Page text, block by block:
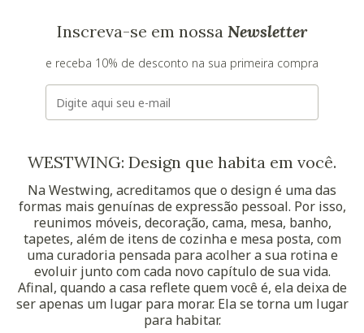
Inscreva-se em nossa Newsletter
e receba 10% de desconto na sua primeira compra
E-mail
WESTWING: Design que habita em você.
Na Westwing, acreditamos que o design é uma das
formas mais genuínas de expressão pessoal. Por isso,
reunimos móveis, decoração, cama, mesa, banho,
tapetes, além de itens de cozinha e mesa posta, com
uma curadoria pensada para acolher a sua rotina e
evoluir junto com cada novo capítulo de sua vida.
Afinal, quando a casa reflete quem você é, ela deixa de
ser apenas um lugar para morar. Ela se torna um lugar
para habitar.